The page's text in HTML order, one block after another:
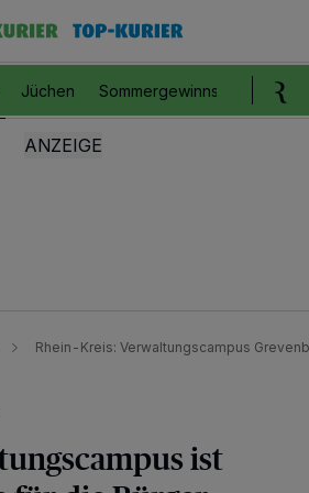
Jüchen Sommergewinnspiel
Rhein-Kreis: Verwaltungscampus
ist